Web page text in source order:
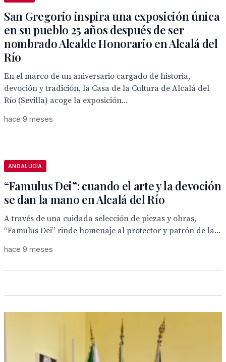
San Gregorio inspira una exposición única
en su pueblo 25 años después de ser
nombrado Alcalde Honorario en Alcalá del
Río
En el marco de un aniversario cargado de historia,
devoción y tradición, la Casa de la Cultura de Alcalá del
Río (Sevilla) acoge la exposición...
hace 9 meses
ANDALUCÍA
“Famulus Dei”: cuando el arte y la devoción
se dan la mano en Alcalá del Río
A través de una cuidada selección de piezas y obras,
“Famulus Dei” rinde homenaje al protector y patrón de la...
hace 9 meses